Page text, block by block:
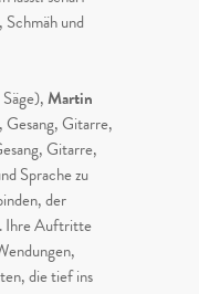
und
Martin
Gitarre,
Gitarre,
Sprache zu
der
Ihre Auftritte
die tief ins